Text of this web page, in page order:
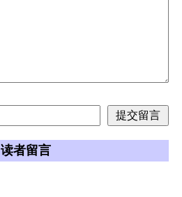
读者留言